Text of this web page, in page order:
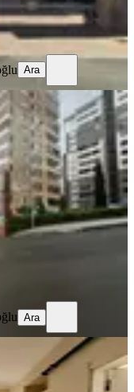
Ara
Mimoza
4+1
Ara
Abdülhamitte